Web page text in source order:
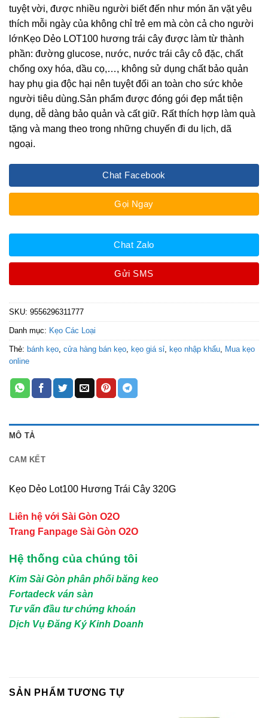
tuyệt vời, được nhiều người biết đến như món ăn vặt yêu
thích mỗi ngày của không chỉ trẻ em mà còn cả cho người
lớnKẹo Dẻo LOT100 hương trái cây được làm từ thành
phần: đường glucose, nước, nước trái cây cô đặc, chất
chống oxy hóa, dầu cọ,…, không sử dụng chất bảo quản
hay phụ gia độc hại nên tuyệt đối an toàn cho sức khỏe
người tiêu dùng.Sản phẩm được đóng gói đẹp mắt tiện
dụng, dễ dàng bảo quản và cất giữ. Rất thích hợp làm quà
tặng và mang theo trong những chuyến đi du lịch, dã
ngoại.
Chat Facebook
Gọi Ngay
Chat Zalo
Gửi SMS
SKU: 9556296311777
Danh mục: Kẹo Các Loại
Thẻ: bánh kẹo, cửa hàng bán kẹo, kẹo giá sỉ, kẹo nhập khẩu, Mua kẹo
online
MÔ TẢ
CAM KẾT
Kẹo Dẻo Lot100 Hương Trái Cây 320G
Liên hệ với Sài Gòn O2O
Trang Fanpage Sài Gòn O2O
Hệ thống của chúng tôi
Kim Sài Gòn phân phối băng keo
Fortadeck ván sàn
Tư vấn đầu tư chứng khoán
Dịch Vụ Đăng Ký Kinh Doanh
SẢN PHẨM TƯƠNG TỰ